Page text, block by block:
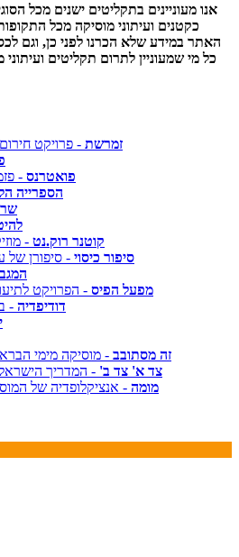
אנו מעוניינים בתקליטים ישנים מכל
כקטנים ועיתוני מוסיקה מכל
האתר במידע שלא הכרנו לפני כן, וגם
כל מי שמעוניין לתרום תקליטים
זמרשת - פרויקט
פואטרנס -
הספרייה
קוטנר רוק.נט -
סיפור כיסוי - סיפורן של
מפעל הפיס - הפרויקט
דודיפדיה -
זה מסתובב - מוסיקה מימי
צד א' צד ב' - המדריך
מומה - אנציקלופדיה של